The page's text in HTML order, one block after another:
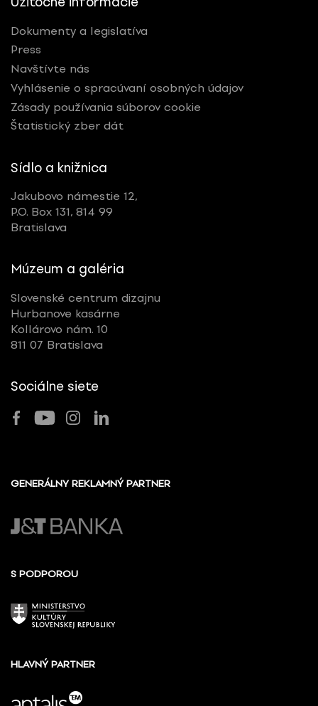
Dokumenty a legislatíva
Press
Navštívte nás
Vyhlásenie o spracúvaní osobných údajov
Zásady používania súborov cookie
Štatistický zber dát
Sídlo a knižnica
Jakubovo námestie 12,
P.O. Box 131, 814 99
Bratislava
Múzeum a galéria
Slovenské centrum dizajnu
Hurbanove kasárne
Kollárovo nám. 10
811 07 Bratislava
Sociálne siete
GENERÁLNY REKLAMNÝ PARTNER
S PODPOROU
HLAVNÝ PARTNER